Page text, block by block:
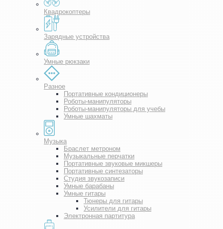
Квадрокоптеры
Зарядные устройства
Умные рюкзаки
Разное
Портативные кондиционеры
Роботы-манипуляторы
Роботы-манипуляторы для учебы
Умные шахматы
Музыка
Браслет метроном
Музыкальные перчатки
Портативные звуковые микшеры
Портативные синтезаторы
Студия звукозаписи
Умные барабаны
Умные гитары
Тюнеры для гитары
Усилители для гитары
Электронная партитура